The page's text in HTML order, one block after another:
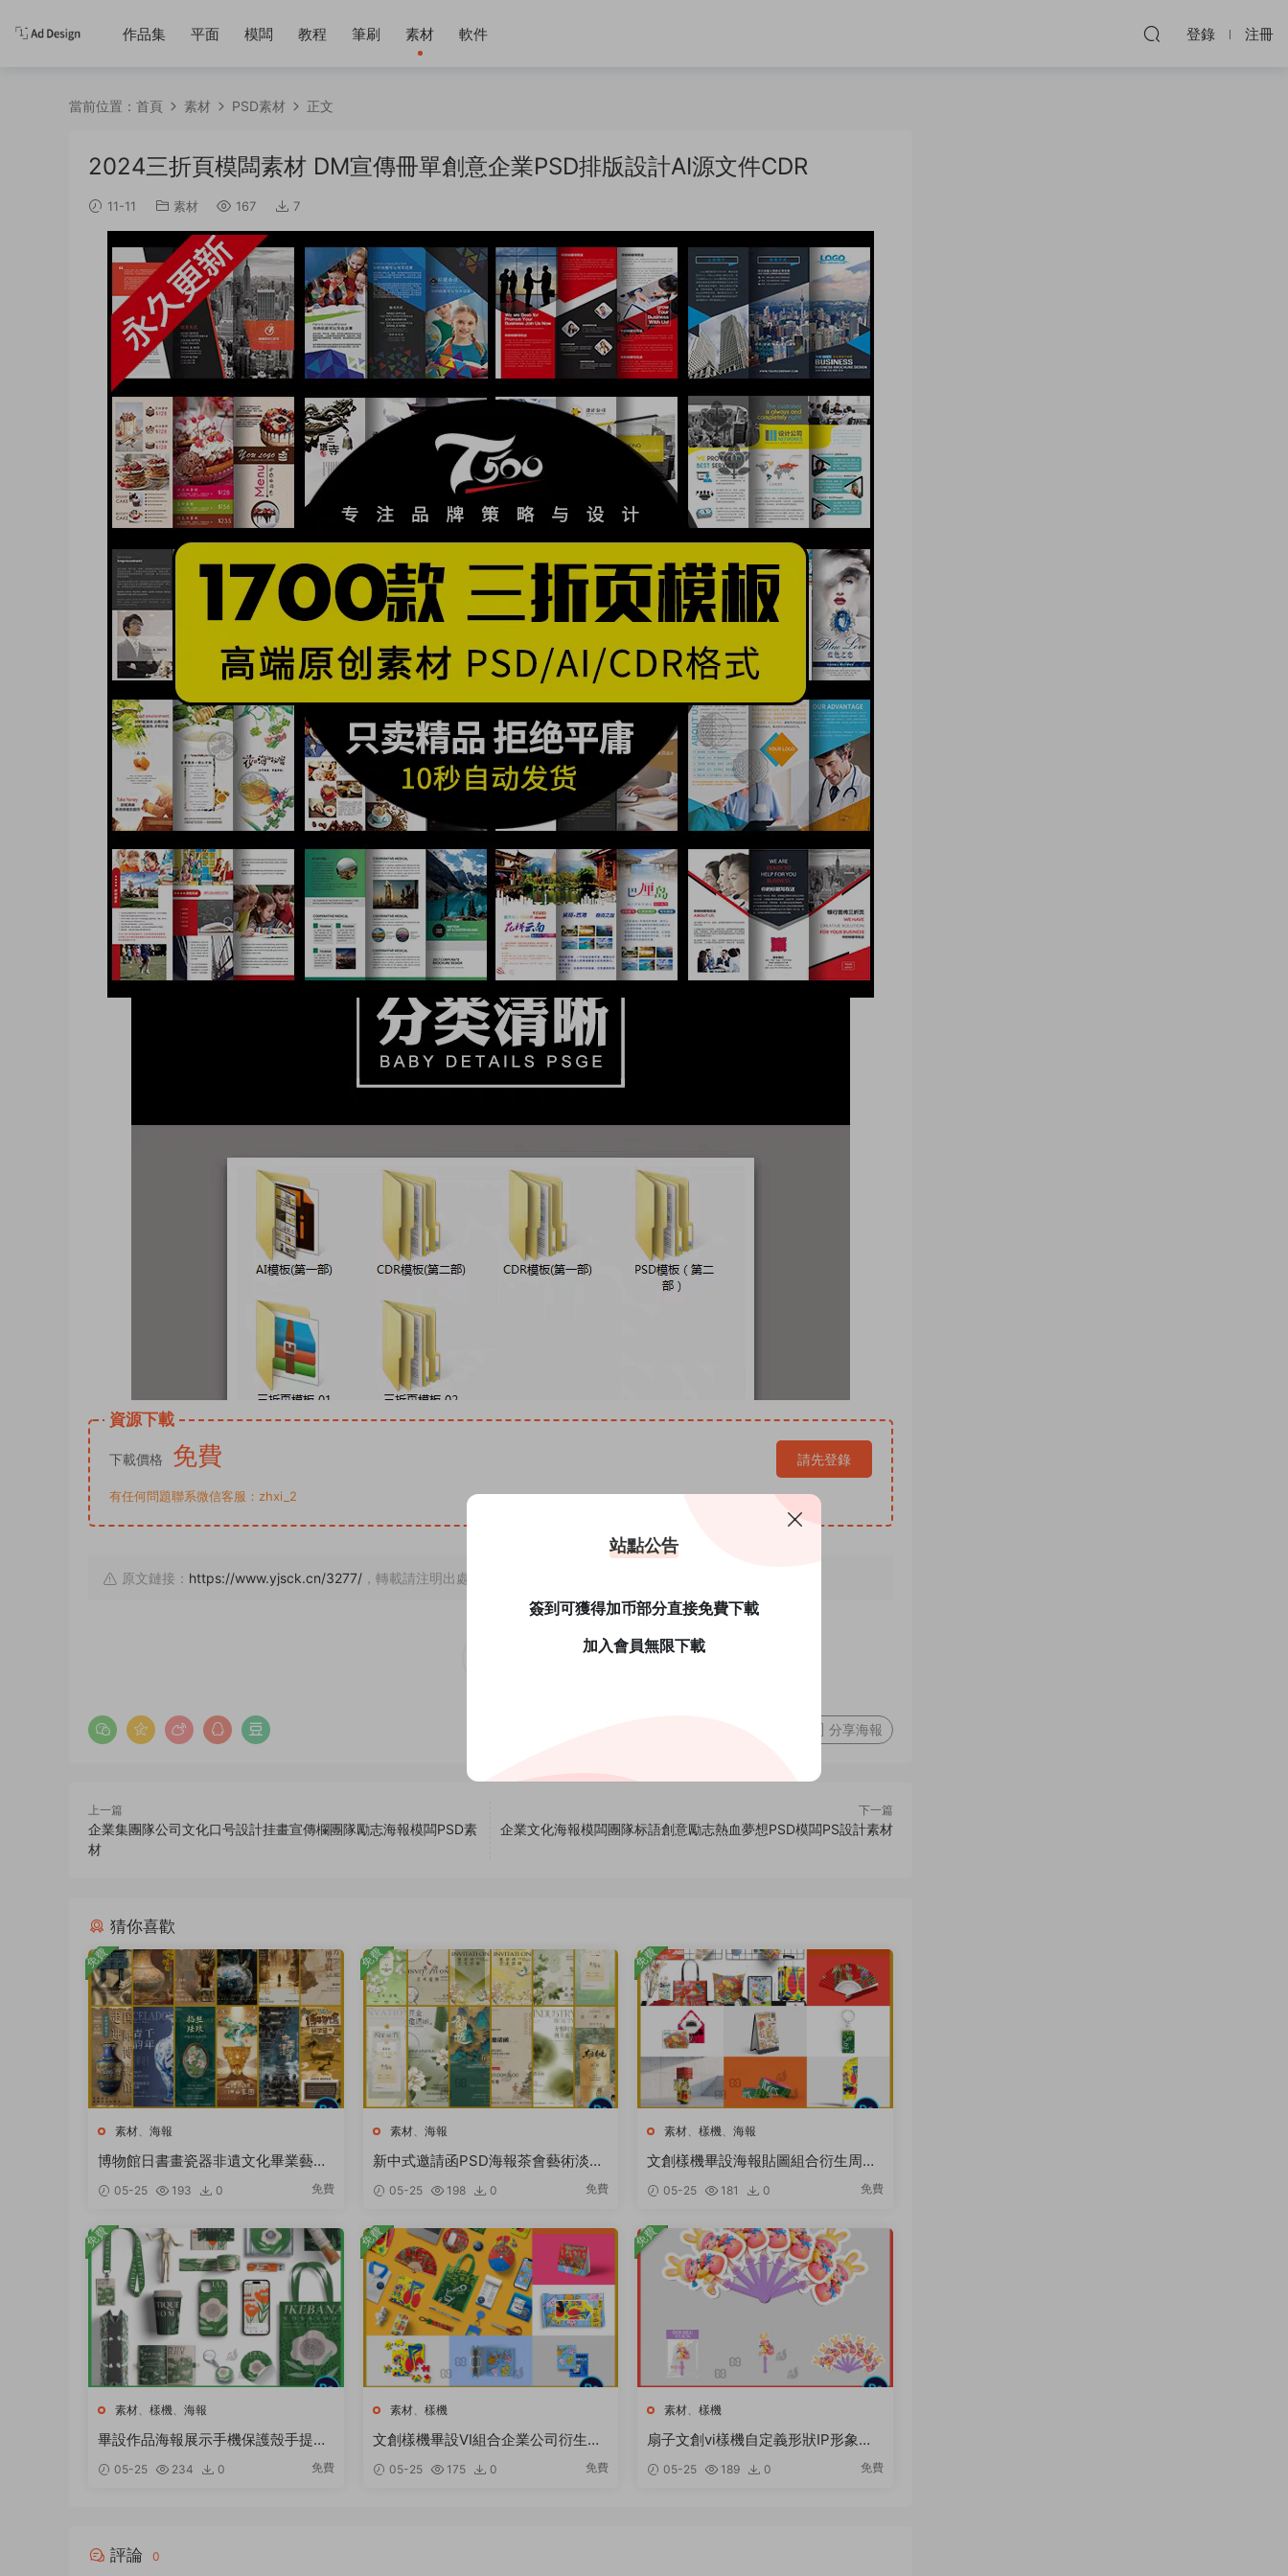
作品集 平面 模闆 教程 筆刷 素材 軟件 登錄 注冊
當前位置： 首頁 素材 PSD素材 正文
2024三折頁模闆素材 DM宣傳冊單創意企業PSD排版設計AI源文件CDR
11-11 素材 167 7
資源下載
下載價格 免費 請先登錄
有任何問題聯系微信客服：zhxi_2
原文鏈接： https://www.yjsck.cn/3277/ ，轉載請注明出處。
分享海報
上一篇
企業集團隊公司文化口号設計挂畫宣傳欄團隊勵志海報模闆PSD素
材
下一篇
企業文化海報模闆團隊标語創意勵志熱血夢想PSD模闆PS設計素材
猜你喜歡
素材、 海報
博物館日書畫瓷器非遺文化畢業藝術
05-25 193 0 免費
免費
素材、 海報
新中式邀請函PSD海報茶會藝術淡雅
05-25 198 0 免費
免費
素材、樣機、海報
文創樣機畢設海報貼圖組合衍生周邊
05-25 181 0 免費
免費
素材、 樣機、 海報
畢設作品海報展示手機保護殼手提袋
05-25 234 0 免費
免費
素材、 樣機
文創樣機畢設VI組合企業公司衍生産
05-25 175 0 免費
免費
素材、樣機
扇子文創vi樣機自定義形狀IP形象文
05-25 189 0 免費
免費
評論 0
站點公告
簽到可獲得加币部分直接免費下載
加入會員無限下載